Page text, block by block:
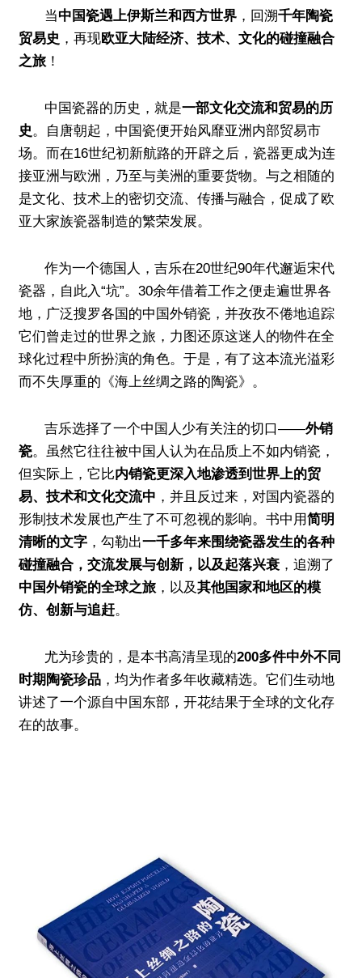
当中国瓷遇上伊斯兰和西方世界 ，回溯千年陶瓷
贸易史 ，再现欧亚大陆经济、技术、文化的碰撞融合
之旅 ！
中国瓷器的历史，就是一部文化交流和贸易的历
史。自唐朝起，中国瓷便开始风靡亚洲内部贸易市
场。而在16世纪初新航路的开辟之后，瓷器更成为连
接亚洲与欧洲，乃至与美洲的重要货物。与之相随的
是文化、技术上的密切交流、传播与融合，促成了欧
亚大家族瓷器制造的繁荣发展。
作为一个德国人，吉乐在20世纪90年代邂逅宋代
瓷器，自此入“坑”。30余年借着工作之便走遍世界各
地，广泛搜罗各国的中国外销瓷，并孜孜不倦地追踪
它们曾走过的世界之旅，力图还原这迷人的物件在全
球化过程中所扮演的角色。于是，有了这本流光溢彩
而不失厚重的《海上丝绸之路的陶瓷》。
吉乐选择了一个中国人少有关注的切口——外销
瓷。虽然它往往被中国人认为在品质上不如内销瓷，
但实际上，它比内销瓷更深入地渗透到世界上的贸
易、技术和文化交流中 ，并且反过来，对国内瓷器的
形制技术发展也产生了不可忽视的影响。书中用简明
清晰的文字 ，勾勒出一千多年来围绕瓷器发生的各种
碰撞融合，交流发展与创新，以及起落兴衰 ， 追溯了
中国外销瓷的全球之旅 ，以及其他国家和地区的模
仿、创新与追赶。
尤为珍贵的，是本书高清呈现的200多件中外不同
时期陶瓷珍品 ，均为作者多年收藏精选。它们生动地
讲述了一个源自中国东部，开花结果于全球的文化存
在的故事。